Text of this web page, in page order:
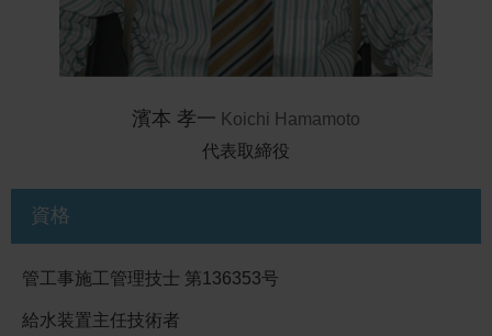
濱本 孝一 Koichi Hamamoto
代表取締役
資格
管工事施工管理技士 第136353号
給水装置主任技術者